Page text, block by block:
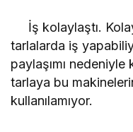
İş kolaylaştı.
tarlalarda iş
paylaşımı
tarlaya bu
kullanılamıyor.